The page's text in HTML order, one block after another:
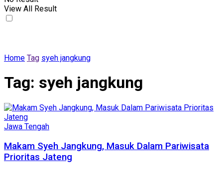
View All Result
Home Tag syeh jangkung
Tag: syeh jangkung
Jawa Tengah
Makam Syeh Jangkung, Masuk Dalam Pariwisata
Prioritas Jateng